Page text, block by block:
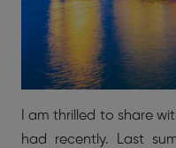
I am thrilled to share
had recently. Last